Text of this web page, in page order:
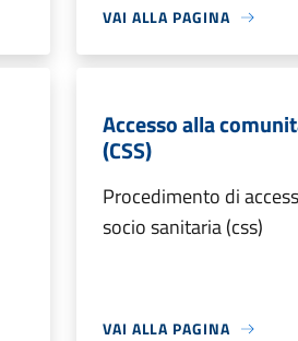
VAI ALLA PAGINA
Accesso alla
(CSS)
Procedimento di
socio sanitaria (css)
VAI ALLA PAGINA